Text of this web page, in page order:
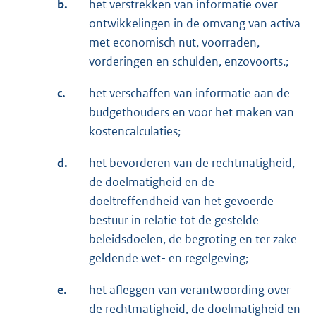
b.
het verstrekken van informatie over
ontwikkelingen in de omvang van activa
met economisch nut, voorraden,
vorderingen en schulden, enzovoorts.;
c.
het verschaffen van informatie aan de
budgethouders en voor het maken van
kostencalculaties;
d.
het bevorderen van de rechtmatigheid,
de doelmatigheid en de
doeltreffendheid van het gevoerde
bestuur in relatie tot de gestelde
beleidsdoelen, de begroting en ter zake
geldende wet- en regelgeving;
e.
het afleggen van verantwoording over
de rechtmatigheid, de doelmatigheid en